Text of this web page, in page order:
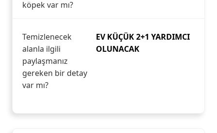
köpek var mı?
Temizlenecek
alanla ilgili
paylaşmanız
gereken bir detay
var mı?
EV KÜÇÜK 2+1 YARDIMCI
OLUNACAK